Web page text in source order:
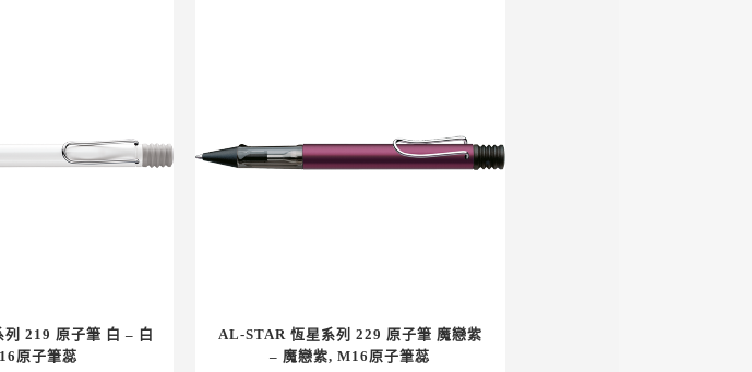
219 原子筆 白 – 白
原子筆蕊
AL-STAR 恆星系列 229 原子筆 魔戀紫
– 魔戀紫, M16原子筆蕊